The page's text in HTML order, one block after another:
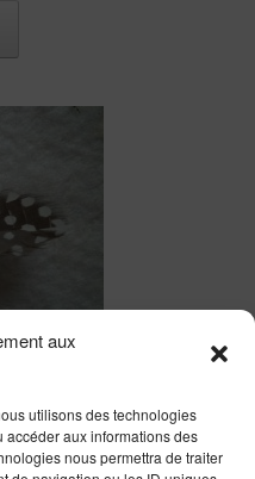
aux
utilisons des technologies
accéder aux informations des
nous permettra de traiter